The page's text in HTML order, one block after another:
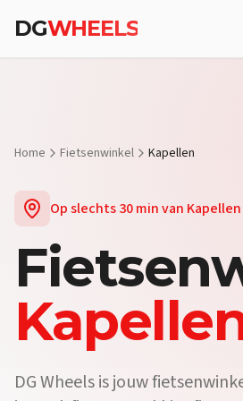
Vraag:Verkopen jullie e-bikes vlakbij
DGWHEELS
Home Fietsenwinkel Kapellen
Op slechts30 minvan Kapellen
DG Wheels is jouw